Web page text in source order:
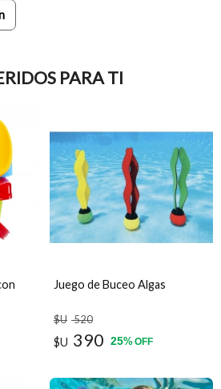
PARA TI
Juego de Buceo Algas
$U 520
$U 390 25%OFF